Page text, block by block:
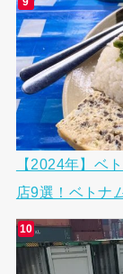
【2024年】ベ
店9選！ベトナ